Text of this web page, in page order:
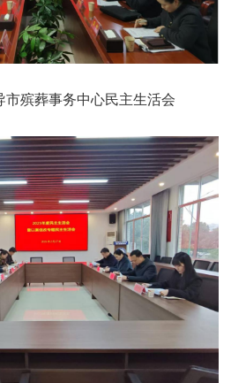
市殡葬事务中心民主生活会